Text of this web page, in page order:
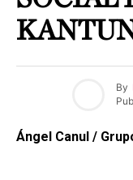
By
Ángel Canul /